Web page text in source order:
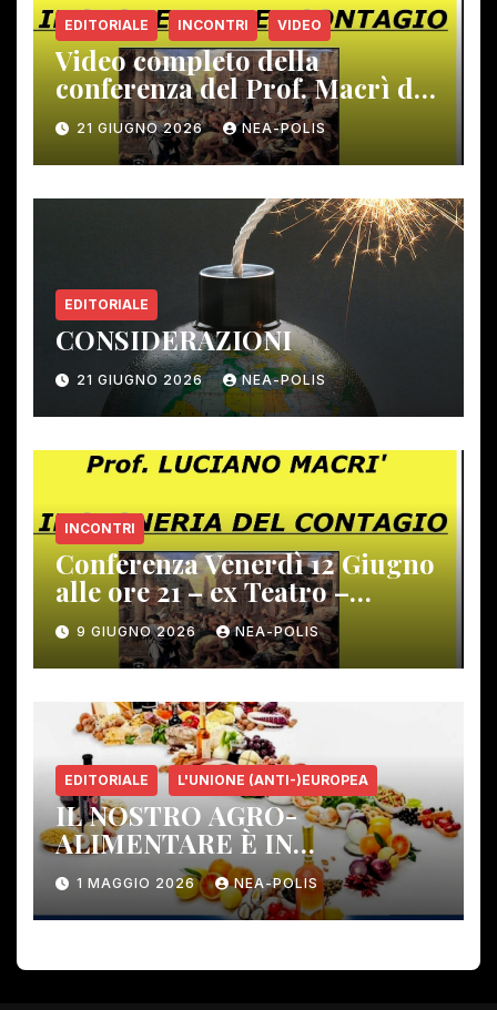
EDITORIALE INCONTRI VIDEO
Video completo della
conferenza del Prof. Macrì del
12 giugno scorso
21 GIUGNO 2026 NEA-POLIS
EDITORIALE
CONSIDERAZIONI
21 GIUGNO 2026 NEA-POLIS
INCONTRI
Conferenza Venerdì 12 Giugno
alle ore 21 – ex Teatro –
Gambassi Terme –
9 GIUGNO 2026 NEA-POLIS
EDITORIALE L'UNIONE (ANTI-)EUROPEA
IL NOSTRO AGRO-
ALIMENTARE È IN
PERICOLO!
1 MAGGIO 2026 NEA-POLIS